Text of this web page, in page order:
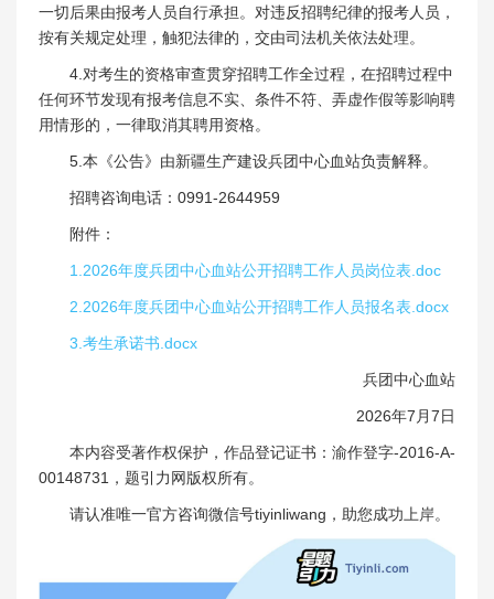
一切后果由报考人员自行承担。对违反招聘纪律的报考人员，
按有关规定处理，触犯法律的，交由司法机关依法处理。
4.对考生的资格审查贯穿招聘工作全过程，在招聘过程中
任何环节发现有报考信息不实、条件不符、弄虚作假等影响聘
用情形的，一律取消其聘用资格。
5.本《公告》由新疆生产建设兵团中心血站负责解释。
招聘咨询电话：0991-2644959
附件：
1.2026年度兵团中心血站公开招聘工作人员岗位表.doc
2.2026年度兵团中心血站公开招聘工作人员报名表.docx
3.考生承诺书.docx
兵团中心血站
2026年7月7日
本内容受著作权保护，作品登记证书：渝作登字-2016-A-
00148731，题引力网版权所有。
请认准唯一官方咨询微信号tiyinliwang，助您成功上岸。